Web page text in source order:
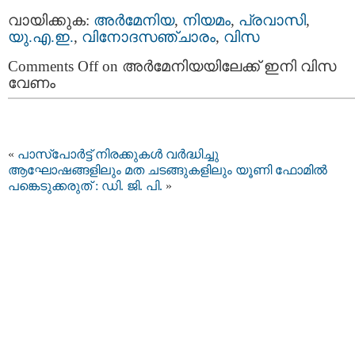
വായിക്കുക: അർമേനിയ, നിയമം, പ്രവാസി,
യു.എ.ഇ., വിനോദസഞ്ചാരം, വിസ
Comments Offon അർമേനിയയിലേക്ക് ഇനി വിസ
വേണം
« പാസ്‌പോർട്ട് നിരക്കുകൾ വർദ്ധിച്ചു
ആഘോഷങ്ങളിലും മത ചടങ്ങുകളിലും യൂണി ഫോമിൽ
പങ്കെടുക്കരുത് : ഡി. ജി. പി. »